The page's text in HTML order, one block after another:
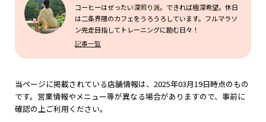
コーヒーはぜったい深煎り派。できれば極深希望。休日
は二条界隈のカフェをうろうろしています。フルマラソ
ン完走目指してトレーニングに励む日々！
記事一覧
当ページに掲載されている店舗情報は、2025年03月19日時点のもの
です。営業情報やメニュー等が異なる場合がありますので、事前に
確認の上ご利用ください。